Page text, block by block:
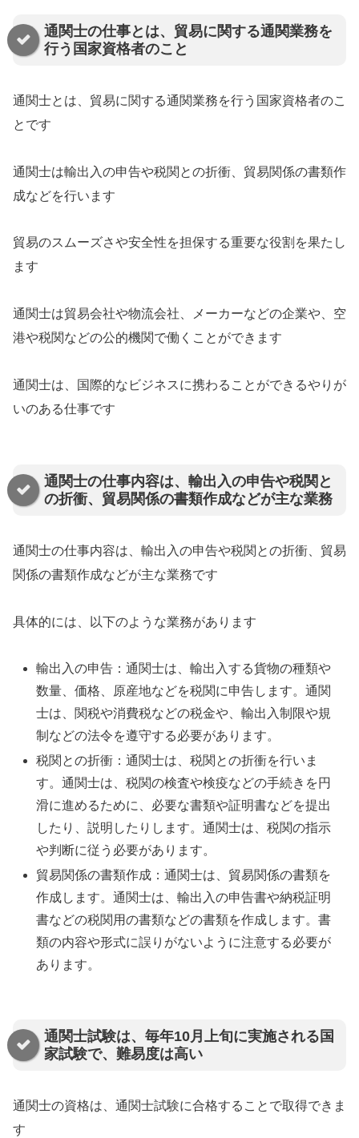
通関士の仕事とは、貿易に関する通関業務を
行う国家資格者のこと
通関士とは、貿易に関する通関業務を行う国家資格者のこ
とです
通関士は輸出入の申告や税関との折衝、貿易関係の書類作
成などを行います
貿易のスムーズさや安全性を担保する重要な役割を果たし
ます
通関士は貿易会社や物流会社、メーカーなどの企業や、空
港や税関などの公的機関で働くことができます
通関士は、国際的なビジネスに携わることができるやりが
いのある仕事です
通関士の仕事内容は、輸出入の申告や税関と
の折衝、貿易関係の書類作成などが主な業務
通関士の仕事内容は、輸出入の申告や税関との折衝、貿易
関係の書類作成などが主な業務です
具体的には、以下のような業務があります
輸出入の申告：通関士は、輸出入する貨物の種類や
数量、価格、原産地などを税関に申告します。通関
士は、関税や消費税などの税金や、輸出入制限や規
制などの法令を遵守する必要があります。
税関との折衝：通関士は、税関との折衝を行いま
す。通関士は、税関の検査や検疫などの手続きを円
滑に進めるために、必要な書類や証明書などを提出
したり、説明したりします。通関士は、税関の指示
や判断に従う必要があります。
貿易関係の書類作成：通関士は、貿易関係の書類を
作成します。通関士は、輸出入の申告書や納税証明
書などの税関用の書類などの書類を作成します。書
類の内容や形式に誤りがないように注意する必要が
あります。
通関士試験は、毎年10月上旬に実施される国
家試験で、難易度は高い
通関士の資格は、通関士試験に合格することで取得できま
す